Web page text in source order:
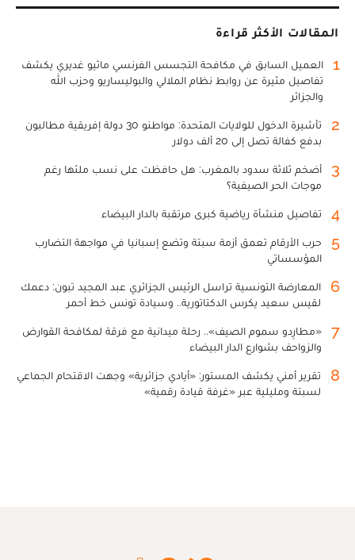
المقالات الأكثر قراءة
1
العميل السابق في مكافحة التجسس الفرنسي ماثيو غديري يكشف
تفاصيل مثيرة عن روابط نظام الملالي والبوليساريو وحزب الله
والجزائر
2
تأشيرة الدخول للولايات المتحدة: مواطنو 30 دولة إفريقية مطالبون
بدفع كفالة تصل إلى 20 ألف دولار
3
أضخم ثلاثة سدود بالمغرب: هل حافظت على نسب ملئها رغم
موجات الحر الصيفية؟
4 تفاصيل منشأة رياضية كبرى مرتقبة بالدار البيضاء
5
حرب الأرقام تعمق أزمة سبتة وتضع إسبانيا في مواجهة التضارب
المؤسساتي
6
المعارضة التونسية تراسل الرئيس الجزائري عبد المجيد تبون: دعمك
لقيس سعيد يكرس الدكتاتورية.. وسيادة تونس خط أحمر
7
«مطارِدو سموم الصيف».. رحلة ميدانية مع فرقة لمكافحة القوارض
والزواحف بشوارع الدار البيضاء
8
تقرير أمني يكشف المستور: «أيادي جزائرية» وجهت الاقتحام الجماعي
لسبتة ومليلية عبر «غرفة قيادة رقمية»